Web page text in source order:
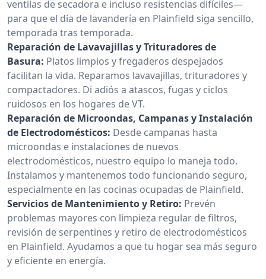
ventilas de secadora e incluso resistencias difíciles—
para que el día de lavandería en Plainfield siga sencillo,
temporada tras temporada.
Reparación de Lavavajillas y Trituradores de
Basura: Platos limpios y fregaderos despejados
facilitan la vida. Reparamos lavavajillas, trituradores y
compactadores. Di adiós a atascos, fugas y ciclos
ruidosos en los hogares de VT.
Reparación de Microondas, Campanas y Instalación
de Electrodomésticos: Desde campanas hasta
microondas e instalaciones de nuevos
electrodomésticos, nuestro equipo lo maneja todo.
Instalamos y mantenemos todo funcionando seguro,
especialmente en las cocinas ocupadas de Plainfield.
Servicios de Mantenimiento y Retiro: Prevén
problemas mayores con limpieza regular de filtros,
revisión de serpentines y retiro de electrodomésticos
en Plainfield. Ayudamos a que tu hogar sea más seguro
y eficiente en energía.